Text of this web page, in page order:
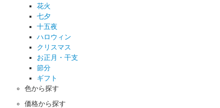
花火
七夕
十五夜
ハロウィン
クリスマス
お正月・干支
節分
ギフト
色から探す
価格から探す